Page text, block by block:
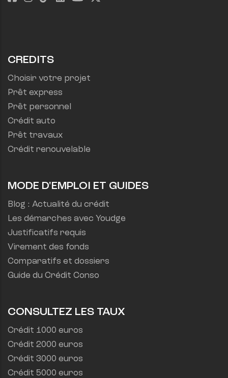
CREDITS
Choisir votre projet
Prêt express
Prêt personnel
Crédit auto
Prêt travaux
Crédit renouvelable
MODE D'EMPLOI ET GUIDES
Blog : Actualité du crédit
Les démarches avec Youdge
Justificatifs requis
Virement des fonds
Comparatifs et dossiers
Guide du Crédit Conso
CONSULTEZ LES TAUX
Crédit 1000 euros
Crédit 2000 euros
Crédit 3000 euros
Crédit 5000 euros